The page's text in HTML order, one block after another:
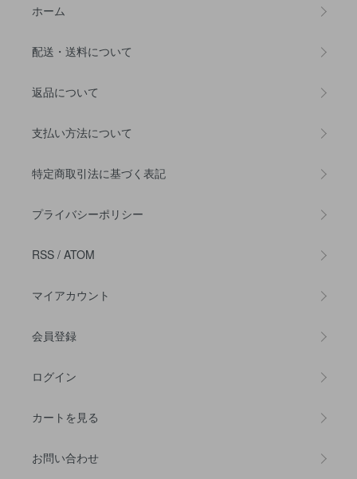
ホーム
配送・送料について
返品について
支払い方法について
特定商取引法に基づく表記
プライバシーポリシー
RSS / ATOM
マイアカウント
会員登録
ログイン
カートを見る
お問い合わせ